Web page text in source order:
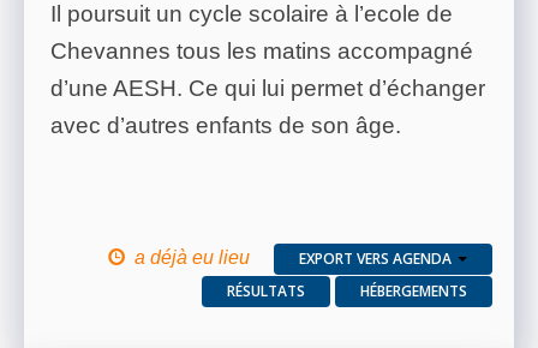
Il poursuit un cycle scolaire à l’ecole de
Chevannes tous les matins accompagné
d’une AESH. Ce qui lui permet d’échanger
avec d’autres enfants de son âge.
a déjà eu lieu
EXPORT VERS AGENDA
RÉSULTATS
HÉBERGEMENTS